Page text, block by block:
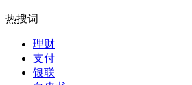
热搜词
理财
支付
银联